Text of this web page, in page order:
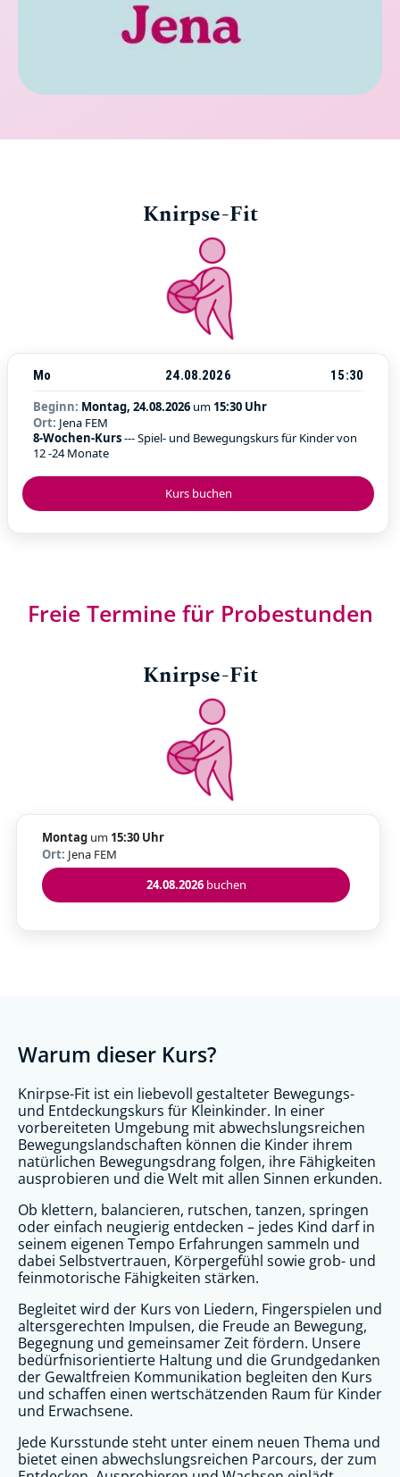
Knirpse-Fit
Kurs buchen
Mo 24.08.2026
15:30
Beginn: Montag, 24.08.2026 um 15:30 Uhr
Ort: Jena FEM
8-Wochen-Kurs--- Spiel- und Bewegungskurs für Kinder von
12 -24 Monate
Freie Termine für Probestunden
Knirpse-Fit
Montag um 15:30 Uhr
Ort: Jena FEM
24.08.2026buchen
Warum dieser Kurs?
Knirpse-Fit ist ein liebevoll gestalteter Bewegungs-
und Entdeckungskurs für Kleinkinder. In einer
vorbereiteten Umgebung mit abwechslungsreichen
Bewegungslandschaften können die Kinder ihrem
natürlichen Bewegungsdrang folgen, ihre Fähigkeiten
ausprobieren und die Welt mit allen Sinnen erkunden.
Ob klettern, balancieren, rutschen, tanzen, springen
oder einfach neugierig entdecken – jedes Kind darf in
seinem eigenen Tempo Erfahrungen sammeln und
dabei Selbstvertrauen, Körpergefühl sowie grob- und
feinmotorische Fähigkeiten stärken.
Begleitet wird der Kurs von Liedern, Fingerspielen und
altersgerechten Impulsen, die Freude an Bewegung,
Begegnung und gemeinsamer Zeit fördern. Unsere
bedürfnisorientierte Haltung und die Grundgedanken
der Gewaltfreien Kommunikation begleiten den Kurs
und schaffen einen wertschätzenden Raum für Kinder
und Erwachsene.
Jede Kursstunde steht unter einem neuen Thema und
bietet einen abwechslungsreichen Parcours, der zum